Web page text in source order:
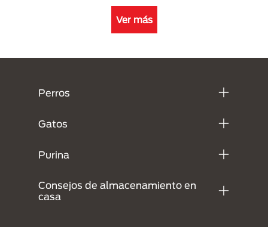
Ver más
Perros
Gatos
Purina
Consejos de almacenamiento en
casa